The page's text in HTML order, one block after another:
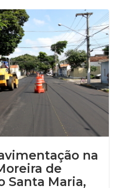
na
de
Santa Maria,